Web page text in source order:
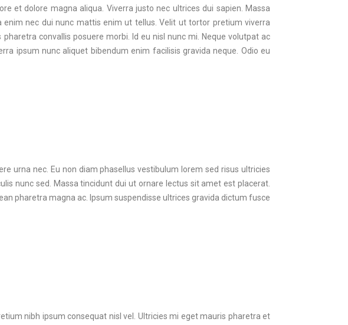
et dolore magna aliqua. Viverra justo nec ultrices dui sapien. Massa
nec dui nunc mattis enim ut tellus. Velit ut tortor pretium viverra
convallis posuere morbi. Id eu nisl nunc mi. Neque volutpat ac
ipsum nunc aliquet bibendum enim facilisis gravida neque. Odio eu
urna nec. Eu non diam phasellus vestibulum lorem sed risus ultricies
nunc sed. Massa tincidunt dui ut ornare lectus sit amet est placerat.
pharetra magna ac. Ipsum suspendisse ultrices gravida dictum fusce
nibh ipsum consequat nisl vel. Ultricies mi eget mauris pharetra et